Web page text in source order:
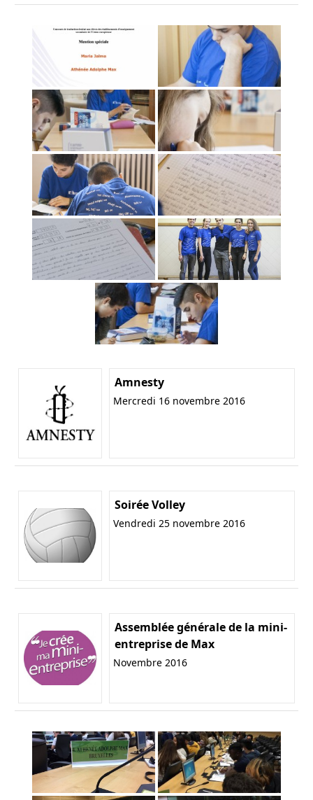
Amnesty
Mercredi 16 novembre 2016
Soirée Volley
Vendredi 25 novembre 2016
Assemblée générale de la mini-
entreprise de Max
Novembre 2016